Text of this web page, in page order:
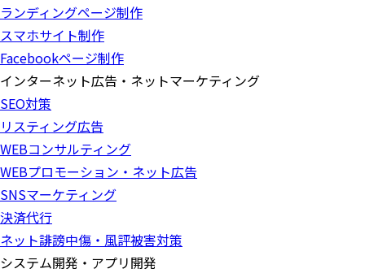
ランディングページ制作
スマホサイト制作
Facebookページ制作
インターネット広告・ネットマーケティング
SEO対策
リスティング広告
WEBコンサルティング
WEBプロモーション・ネット広告
SNSマーケティング
決済代行
ネット誹謗中傷・風評被害対策
システム開発・アプリ開発